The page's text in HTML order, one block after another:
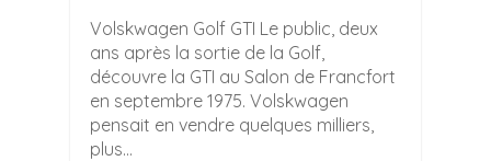
Volskwagen Golf GTI Le public, deux
ans après la sortie de la Golf,
découvre la GTI au Salon de Francfort
en septembre 1975. Volskwagen
pensait en vendre quelques milliers,
plus...